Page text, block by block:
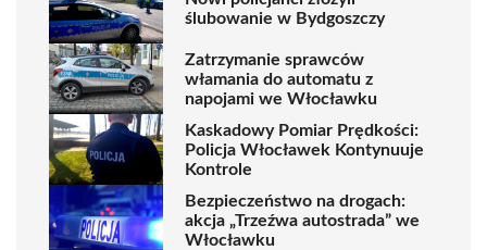
ślubowanie w Bydgoszczy
Zatrzymanie sprawców
włamania do automatu z
napojami we Włocławku
Kaskadowy Pomiar Prędkości:
Policja Włocławek Kontynuuje
Kontrole
Bezpieczeństwo na drogach:
akcja „Trzeźwa autostrada” we
Włocławku